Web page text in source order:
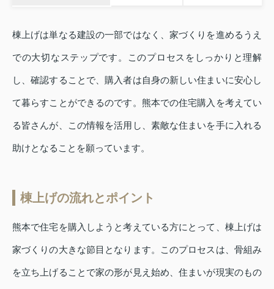
棟上げは単なる建設の一部ではなく、家づくりを進めるうえ
での大切なステップです。このプロセスをしっかりと理解
し、確認することで、購入者は自身の新しい住まいに安心し
て暮らすことができるのです。熊本での住宅購入を考えてい
る皆さんが、この情報を活用し、素敵な住まいを手に入れる
助けとなることを願っています。
棟上げの流れとポイント
熊本で住宅を購入しようと考えている方にとって、棟上げは
家づくりの大きな節目となります。このプロセスは、骨組み
を立ち上げることで家の形が見え始め、住まいが現実のもの